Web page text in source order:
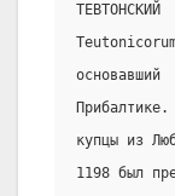
купцы из
1198 был